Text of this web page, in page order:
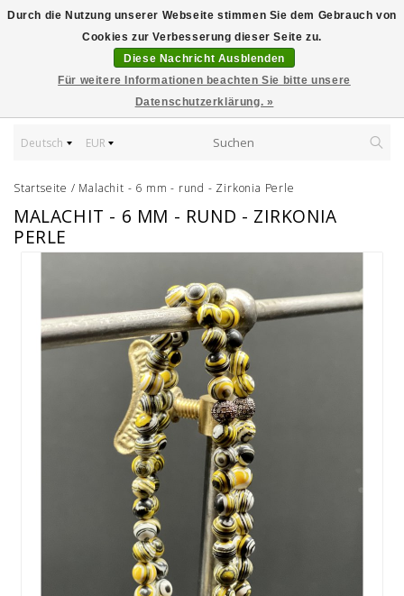
Deutsch EUR
Startseite / Malachit - 6 mm - rund - Zirkonia Perle
MALACHIT - 6 MM - RUND - ZIRKONIA
PERLE
Durch die Nutzung unserer Webseite stimmen Sie dem Gebrauch von
Cookies zur Verbesserung dieser Seite zu.
Diese Nachricht Ausblenden
Für weitere Informationen beachten Sie bitte unsere
Datenschutzerklärung. »